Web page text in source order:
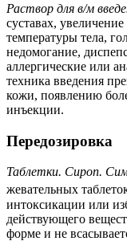
Раствор для в/м
суставах,
температуры тела,
недомогание,
аллергические или
техника введения
кожи, появлению
инъекции.
Передозировка
Таблетки. Сироп.
жевательных
интоксикации или
действующего
форме и не